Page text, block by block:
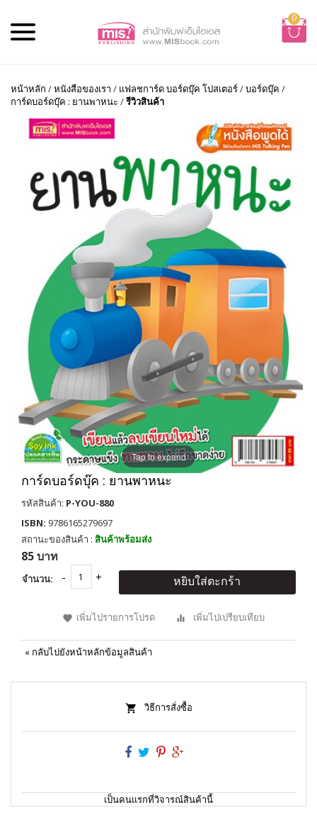
0
หน้าหลัก /หนังสือของเรา / แฟลชการ์ด บอร์ดบุ๊ค โปสเตอร์/บอร์ดบุ๊ค /
การ์ดบอร์ดบุ๊ค : ยานพาหนะ /รีวิวสินค้า
Tap to expand
การ์ดบอร์ดบุ๊ค : ยานพาหนะ
รหัสสินค้า: P-YOU-880
ISBN: 9786165279697
สถานะของสินค้า : สินค้าพร้อมส่ง
85 บาท
จำนวน: หยิบใส่ตะกร้า
เพิ่มไปรายการโปรด เพิ่มไปเปรียบเทียบ
« กลับไปยังหน้าหลักข้อมูลสินค้า
วิธีการสั่งซื้อ
เป็นคนแรกที่วิจารณ์สินค้านี้